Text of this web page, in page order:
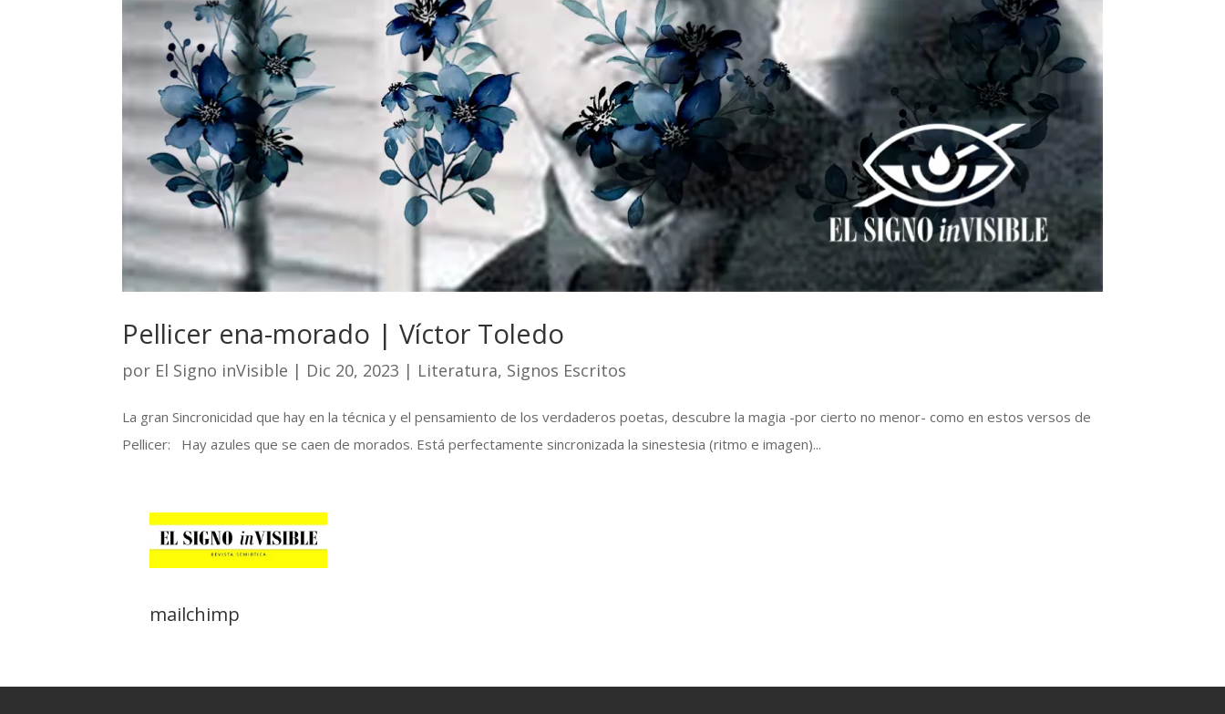
Pellicer ena-morado | Víctor Toledo
por El Signo inVisible | Dic 20, 2023 | Literatura, Signos Escritos
La gran Sincronicidad que hay en la técnica y el pensamiento de los verdaderos poetas, descubre la magia -por cierto no menor- como en estos versos de
Pellicer: Hay azules que se caen de morados. Está perfectamente sincronizada la sinestesia (ritmo e imagen)...
mailchimp